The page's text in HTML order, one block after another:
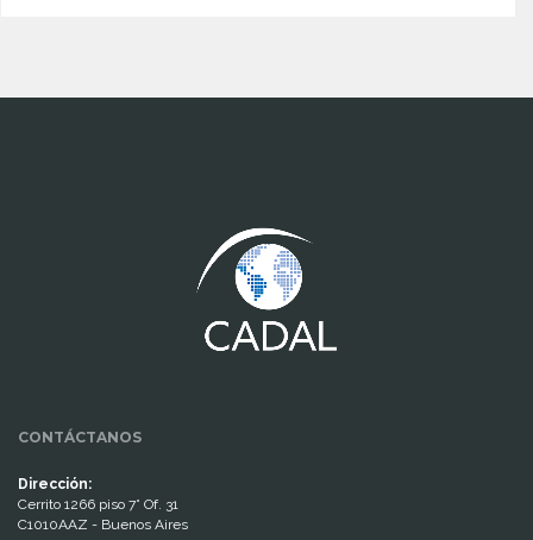
CONTÁCTANOS
Dirección:
Cerrito 1266 piso 7° Of. 31
C1010AAZ - Buenos Aires